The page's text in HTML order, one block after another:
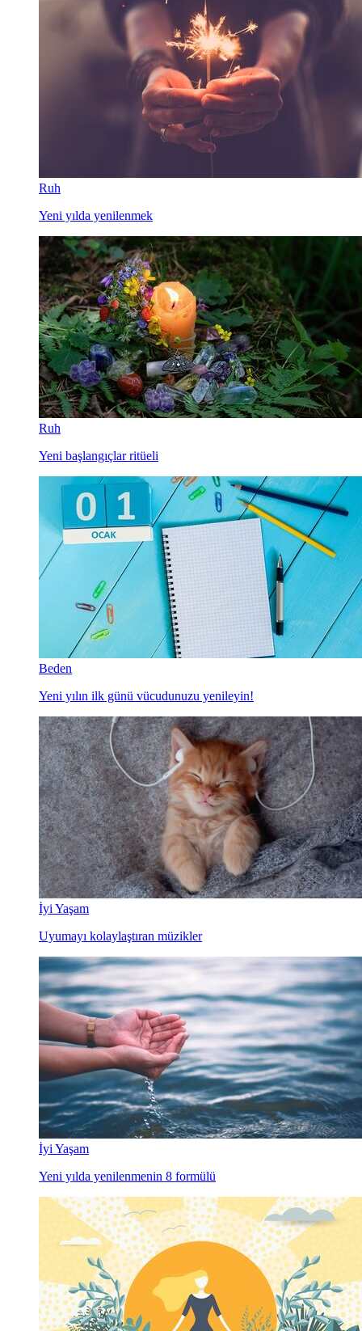
Ruh
Yeni yılda yenilenmek
Ruh
Yeni başlangıçlar ritüeli
Beden
Yeni yılın ilk günü vücudunuzu yenileyin!
İyi Yaşam
Uyumayı kolaylaştıran müzikler
İyi Yaşam
Yeni yılda yenilenmenin 8 formülü